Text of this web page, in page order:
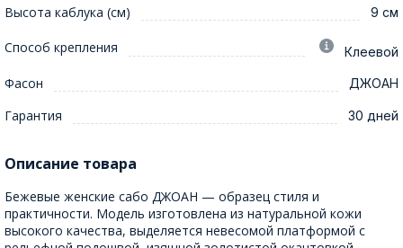
Высота каблука (см) 9 см
Способ крепления Клеевой
Фасон ДЖОАН
Гарантия 30 дней
Описание товара
Бежевые женские сабо ДЖОАН — образец стиля и
практичности. Модель изготовлена из натуральной кожи
высокого качества, выделяется невесомой платформой с